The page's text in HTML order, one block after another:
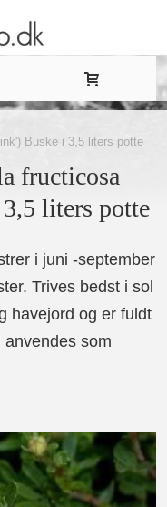
Buske i 3,5 liters potte
fructicosa
liters potte
i juni -september
Trives bedst i sol
havejord og er fuldt
som